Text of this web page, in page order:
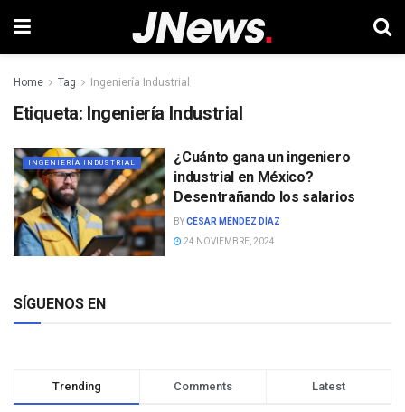
Home Tag Ingeniería Industrial
Etiqueta: Ingeniería Industrial
INGENIERÍA INDUSTRIAL
¿Cuánto gana un ingeniero
industrial en México?
Desentrañando los salarios
BYCÉSAR MÉNDEZ DÍAZ
24 NOVIEMBRE, 2024
SÍGUENOS EN
Trending Comments Latest